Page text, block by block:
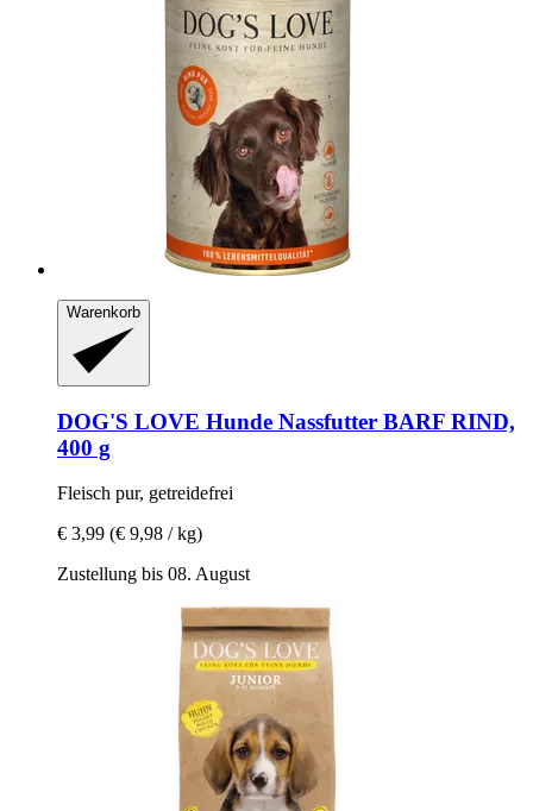
Warenkorb
DOG'S LOVE Hunde Nassfutter BARF RIND,
400 g
Fleisch pur, getreidefrei
€ 3,99 (€ 9,98 / kg)
Zustellung bis 08. August